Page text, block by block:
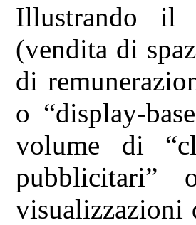
Illustrando il
(vendita di
di
o “display-
volume di
visualizzazioni